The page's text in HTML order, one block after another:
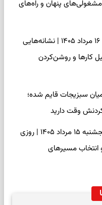
پنهان و راه‌های
فال شمع امروز جمعه ۱۶ مرداد ۱۴۰۵ | نشانه‌هایی
کارها و روشن‌کردن
سبزیجات قایم شده؛
فال سرنوشت امروز پنجشنبه ۱۵ مرداد ۱۴۰۵ | روزی
انتخاب مسیرهای